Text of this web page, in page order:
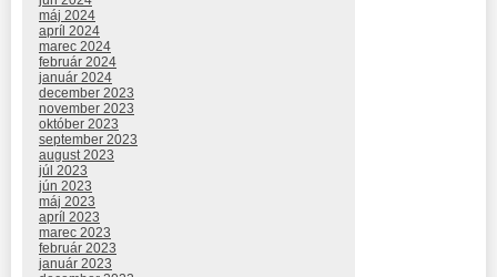
máj 2024
apríl 2024
marec 2024
február 2024
január 2024
december 2023
november 2023
október 2023
september 2023
august 2023
júl 2023
jún 2023
máj 2023
apríl 2023
marec 2023
február 2023
január 2023